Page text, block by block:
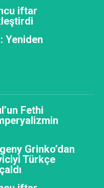
iftar
Yeniden
Fethi
Grinko’dan
Türkçe